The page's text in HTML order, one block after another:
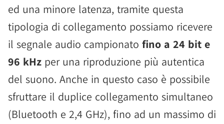
ed una minore latenza, tramite questa
tipologia di collegamento possiamo ricevere
il segnale audio campionato fino a 24 bit e
96 kHz per una riproduzione più autentica
del suono. Anche in questo caso è possibile
sfruttare il duplice collegamento simultaneo
(Bluetooth e 2,4 GHz), fino ad un massimo di